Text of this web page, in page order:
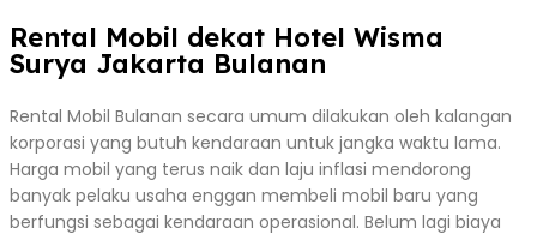
Rental Mobil dekat Hotel Wisma
Surya Jakarta Bulanan
Rental Mobil Bulanan secara umum dilakukan oleh kalangan
korporasi yang butuh kendaraan untuk jangka waktu lama.
Harga mobil yang terus naik dan laju inflasi mendorong
banyak pelaku usaha enggan membeli mobil baru yang
berfungsi sebagai kendaraan operasional. Belum lagi biaya